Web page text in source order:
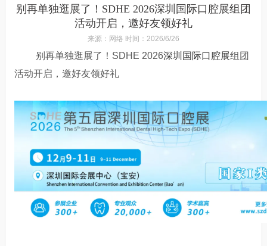
别再单独逛展了！SDHE 2026深圳国际口腔展组团
活动开启，邀好友领好礼
来源：网络 时间：2026/6/26
别再单独逛展了！SDHE 2026深圳国际口腔展组团
活动开启，邀好友领好礼